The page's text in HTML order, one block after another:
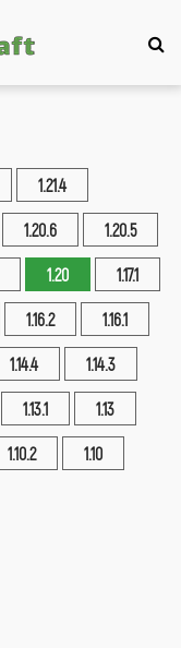
1.21.4
1.20.6 1.20.5
1.20 1.17.1
1.16.2 1.16.1
1.14.4 1.14.3
1.13.1 1.13
1.10.2 1.10